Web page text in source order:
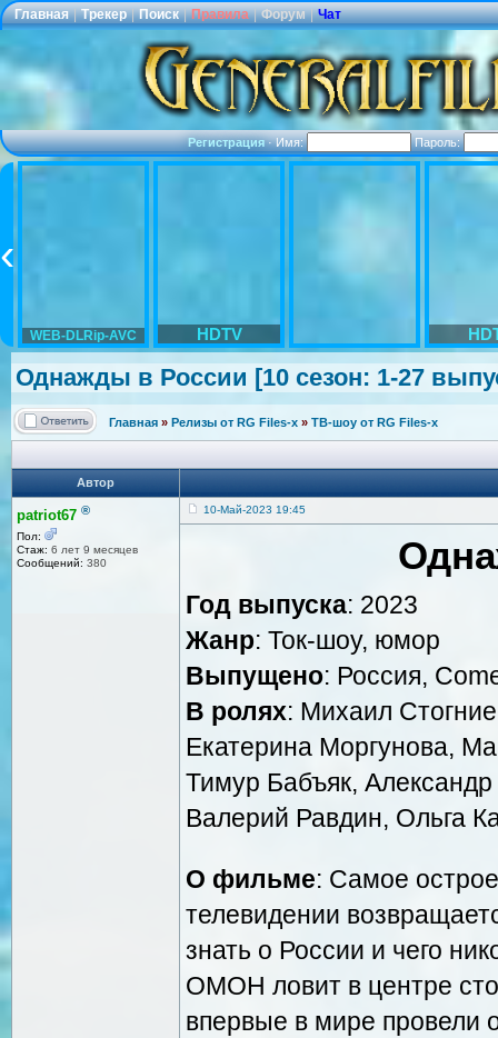
Главная | Трекер | Поиск | Правила | Форум | Чат
Регистрация·Имя: Пароль:
WEB-DLRip-AVC HDTV
Однажды в России [10 сезон: 1-27
Главная » Релизы от RG Files-x » ТВ-шоу от RG Files-x
Автор
patriot67 ®
Пол:
Стаж: 6 лет 9 месяцев
Сообщений: 380
10-Май-2023 19:45
Год выпуска: 2023
Жанр: Ток-шоу, юмор
Выпущено: Россия,
В ролях: Михаил
Екатерина Моргунова,
Тимур Бабъяк,
Валерий Равдин, Ольга
О фильме: Самое
телевидении
знать о России и чего
ОМОН ловит в центре
впервые в мире провели